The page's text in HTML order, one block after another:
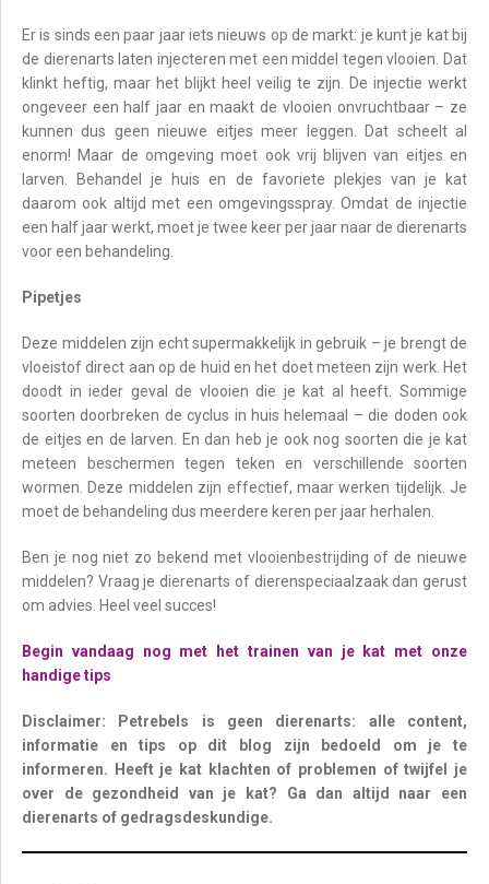
Er is sinds een paar jaar iets nieuws op de markt: je kunt je kat bij
de dierenarts laten injecteren met een middel tegen vlooien. Dat
klinkt heftig, maar het blijkt heel veilig te zijn. De injectie werkt
ongeveer een half jaar en maakt de vlooien onvruchtbaar – ze
kunnen dus geen nieuwe eitjes meer leggen. Dat scheelt al
enorm! Maar de omgeving moet ook vrij blijven van eitjes en
larven. Behandel je huis en de favoriete plekjes van je kat
daarom ook altijd met een omgevingsspray. Omdat de injectie
een half jaar werkt, moet je twee keer per jaar naar de dierenarts
voor een behandeling.
Pipetjes
Deze middelen zijn echt supermakkelijk in gebruik – je brengt de
vloeistof direct aan op de huid en het doet meteen zijn werk. Het
doodt in ieder geval de vlooien die je kat al heeft. Sommige
soorten doorbreken de cyclus in huis helemaal – die doden ook
de eitjes en de larven. En dan heb je ook nog soorten die je kat
meteen beschermen tegen teken en verschillende soorten
wormen. Deze middelen zijn effectief, maar werken tijdelijk. Je
moet de behandeling dus meerdere keren per jaar herhalen.
Ben je nog niet zo bekend met vlooienbestrijding of de nieuwe
middelen? Vraag je dierenarts of dierenspeciaalzaak dan gerust
om advies. Heel veel succes!
Begin vandaag nog met het trainen van je kat met onze
handige tips
Disclaimer: Petrebels is geen dierenarts: alle content,
informatie en tips op dit blog zijn bedoeld om je te
informeren. Heeft je kat klachten of problemen of twijfel je
over de gezondheid van je kat? Ga dan altijd naar een
dierenarts of gedragsdeskundige.